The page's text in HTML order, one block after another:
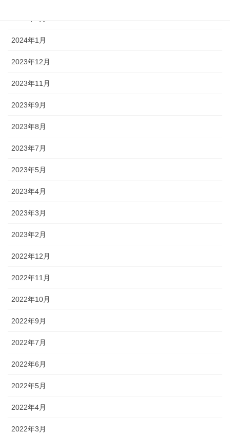
2024年1月
2023年12月
2023年11月
2023年9月
2023年8月
2023年7月
2023年5月
2023年4月
2023年3月
2023年2月
2022年12月
2022年11月
2022年10月
2022年9月
2022年7月
2022年6月
2022年5月
2022年4月
2022年3月